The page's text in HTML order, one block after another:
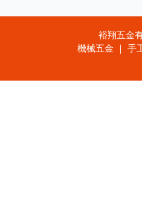
裕翔五金
機械五金 ｜ 手